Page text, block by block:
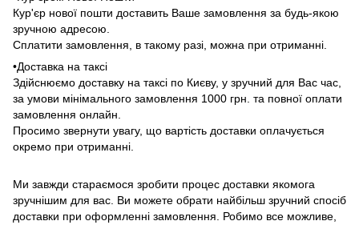
Кур'єр нової пошти доставить Ваше замовлення за будь-якою
зручною адресою.
Сплатити замовлення, в такому разі, можна при отриманні.
•Доставка на таксі
Здійснюємо доставку на таксі по Києву, у зручний для Вас час,
за умови мінімального замовлення 1000 грн. та повної оплати
замовлення онлайн.
Просимо звернути увагу, що вартість доставки оплачується
окремо при отриманні.
Ми завжди стараємося зробити процес доставки якомога
зручнішим для вас. Ви можете обрати найбільш зручний спосіб
доставки при оформленні замовлення. Робимо все можливе,